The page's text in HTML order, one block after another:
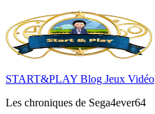
START&PLAY Blog Jeux Vidéo
Les chroniques de Sega4ever64